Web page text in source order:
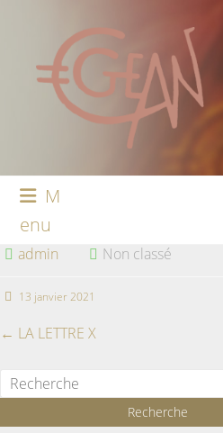
M
enu
admin Non classé
13 janvier 2021
← LA LETTRE X